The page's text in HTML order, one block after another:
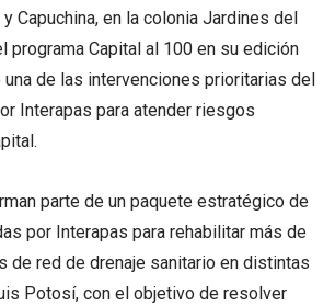
Capuchina, en la colonia Jardines del
programa Capital al 100 en su edición
de las intervenciones prioritarias del
Interapas para atender riesgos
parte de un paquete estratégico de
por Interapas para rehabilitar más de
de red de drenaje sanitario en distintas
Potosí, con el objetivo de resolver